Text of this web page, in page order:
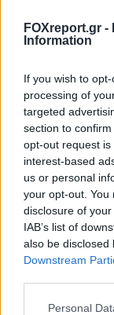
FOXreport.gr -
Information
If you wish to
processing of
targeted
section to
opt-out request
interest-based
us or personal
your opt-out. You
disclosure of
IAB’s list of
also be disclosed
Downstream
Personal
Νέα
ΕΠΙΣΤΉΜΗ